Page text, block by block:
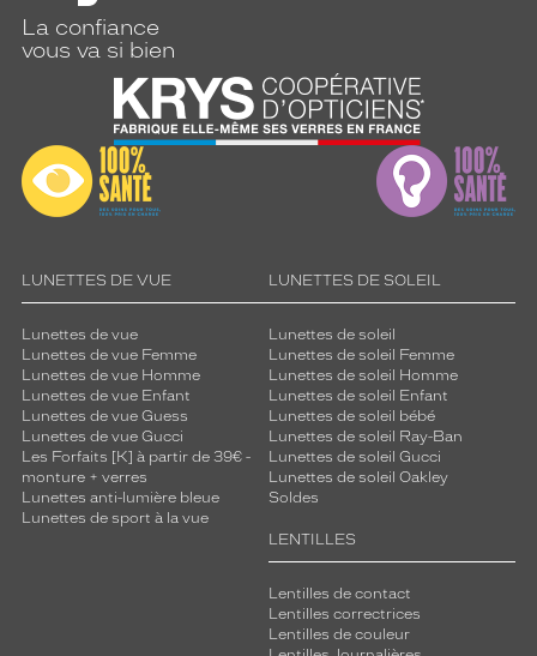
La confiance
vous va si bien
LUNETTES DE VUE
Lunettes de vue
Lunettes de vue Femme
Lunettes de vue Homme
Lunettes de vue Enfant
Lunettes de vue Guess
Lunettes de vue Gucci
Les Forfaits [K] à partir de 39€ -
monture + verres
Lunettes anti-lumière bleue
Lunettes de sport à la vue
LUNETTES DE SOLEIL
Lunettes de soleil
Lunettes de soleil Femme
Lunettes de soleil Homme
Lunettes de soleil Enfant
Lunettes de soleil bébé
Lunettes de soleil Ray-Ban
Lunettes de soleil Gucci
Lunettes de soleil Oakley
Soldes
LENTILLES
Lentilles de contact
Lentilles correctrices
Lentilles de couleur